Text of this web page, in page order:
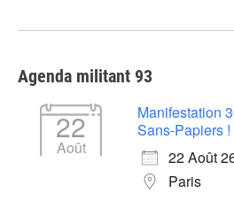
Agenda militant 93
22
Août
Manifestation
Sans-Papiers !
22 Août
Paris